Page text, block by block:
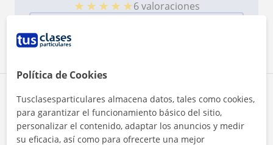
★ ★ ★ ★ ★6 valoraciones
Zona de María
Localidades a las que se desplaza para dar clase
Política de Cookies
Tusclasesparticulares almacena datos, tales como cookies,
para garantizar el funcionamiento básico del sitio,
personalizar el contenido, adaptar los anuncios y medir
su eficacia, así como para ofrecerte una mejor